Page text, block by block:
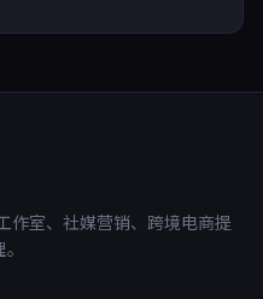
作室、社媒营销、跨境电商提